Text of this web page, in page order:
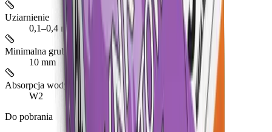
Uziarnienie
0,1–0,4 mm
Minimalna grubość tynku
10 mm
Absorpcja wody (kapilarna)
W2
Do pobrania